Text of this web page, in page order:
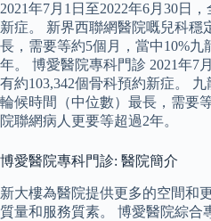
2021年7月1日至2022年6月30日
新症。 新界西聯網醫院嘅兒科穩
長，需要等約5個月，當中10%九
年。 博愛醫院專科門診 2021年7
有約103,342個骨科預約新症。
輪候時間（中位數）最長，需要
院聯網病人更要等超過2年。
博愛醫院專科門診: 醫院簡介
新大樓為醫院提供更多的空間和
質量和服務質素。 博愛醫院綜合